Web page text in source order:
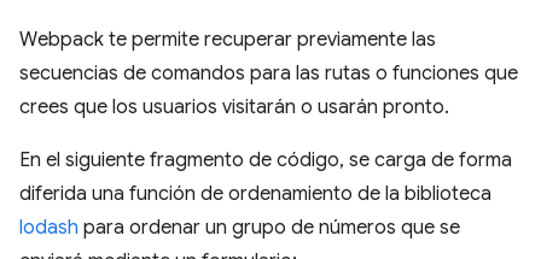
Webpack te permite recuperar previamente las
secuencias de comandos para las rutas o funciones que
crees que los usuarios visitarán o usarán pronto.
En el siguiente fragmento de código, se carga de forma
diferida una función de ordenamiento de la biblioteca
lodash para ordenar un grupo de números que se